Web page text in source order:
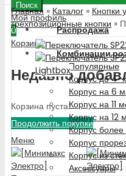
Поиск
Мой профиль
0
Корзина
Недавно
Корзина пуста!
Продолжить покупки
Меню
Распродажа
Комбинации
Популярные
Корпус до 4-
Корпус на 6
Корпус на 11
Корпус на 12
Корпус более
Корпус
Корпус из
Аксессуары
Главная » Каталог » Кнопки
трехпозиционные кнопки »
Lightbox